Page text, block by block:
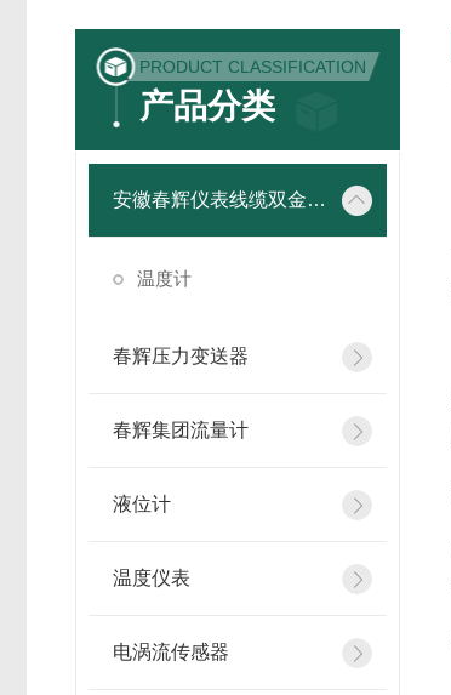
PRODUCT CLASSIFICATION
产品分类
安徽春辉仪表线缆双金属温度计
温度计
春辉压力变送器
春辉集团流量计
液位计
温度仪表
电涡流传感器